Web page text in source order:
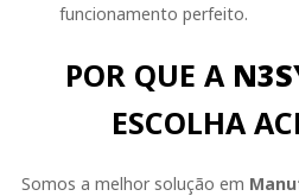
funcionamento perfeito.
POR QUE A
ESCOLHA
Somos a melhor solução em